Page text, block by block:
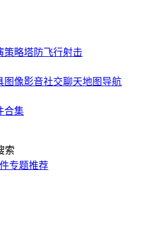
策略塔防飞行射击
图像影音社交聊天地图导航
合集
索
专题推荐